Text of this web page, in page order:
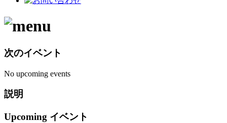
次のイベント
No upcoming events
説明
Upcoming イベント